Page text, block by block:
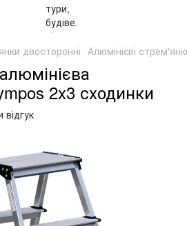
двосторонні Алюмінієві
2x3 сходинки